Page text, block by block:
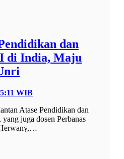
dan
di India, Maju
WIB
Atase Pendidikan dan
juga dosen Perbanas